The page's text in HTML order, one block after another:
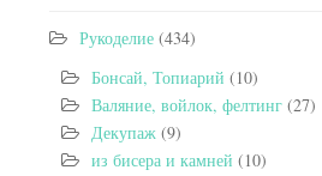
Рукоделие (434)
Бонсай, Топиарий (10)
Валяние, войлок, фелтинг (27)
Декупаж (9)
из бисера и камней (10)